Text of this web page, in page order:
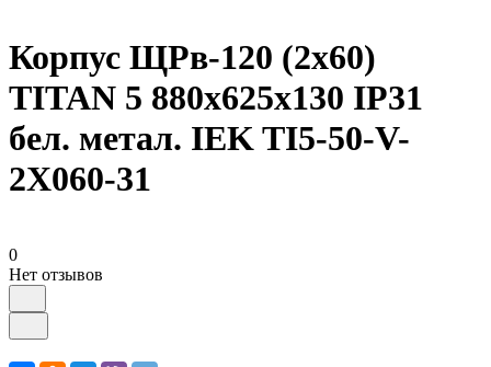
Корпус ЩРв-120 (2х60)
TITAN 5 880х625х130 IP31
бел. метал. IEK TI5-50-V-
2X060-31
0
Нет отзывов